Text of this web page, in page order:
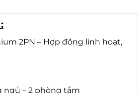
2PN – Hợp đồng linh hoạt,
ngủ – 2 phòng tắm